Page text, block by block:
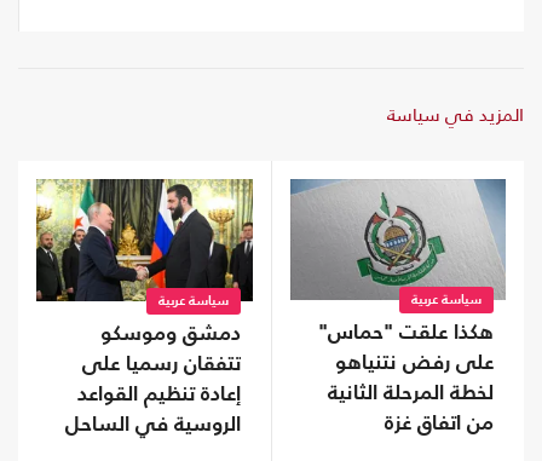
المزيد في سياسة
سياسة عربية
هكذا علقت "حماس"
على رفض نتنياهو
لخطة المرحلة الثانية
من اتفاق غزة
سياسة عربية
دمشق وموسكو
تتفقان رسميا على
إعادة تنظيم القواعد
الروسية في الساحل